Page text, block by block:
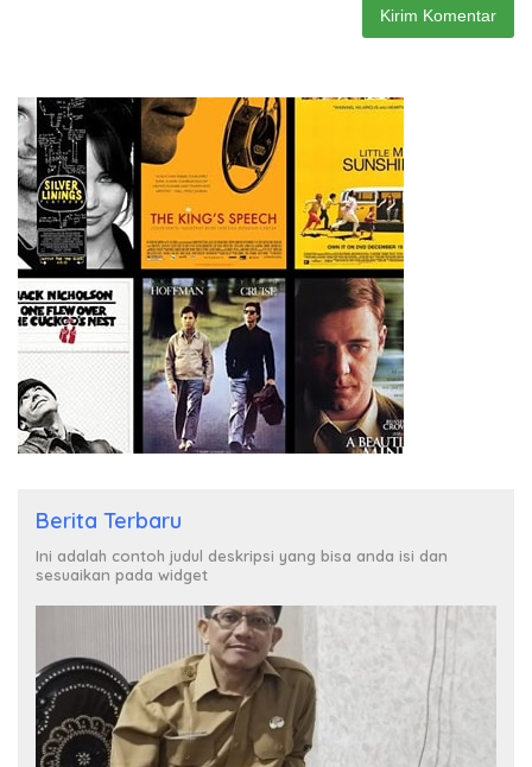
Berita Terbaru
Ini adalah contoh judul deskripsi yang bisa anda isi dan
sesuaikan pada widget